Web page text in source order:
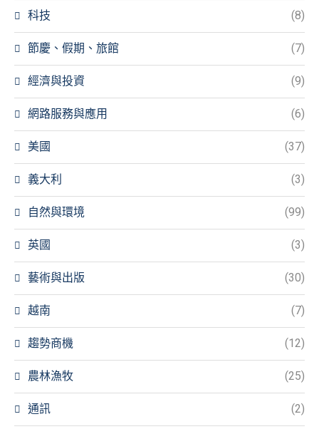
科技 (8)
節慶、假期、旅館 (7)
經濟與投資 (9)
網路服務與應用 (6)
美國 (37)
義大利 (3)
自然與環境 (99)
英國 (3)
藝術與出版 (30)
越南 (7)
趨勢商機 (12)
農林漁牧 (25)
通訊 (2)